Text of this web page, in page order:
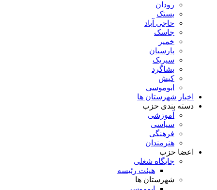
رودان
بستک
حاجی آباد
جاسک
خمیر
پارسیان
سیریک
بشاگرد
کیش
ابوموسی
اخبار شهرستان ها
دسته بندی حزب
آموزشی
سیاسی
فرهنگی
هنرمندان
اعضا حزب
جایگاه شغلی
هیئت رئیسه
شهرستان ها